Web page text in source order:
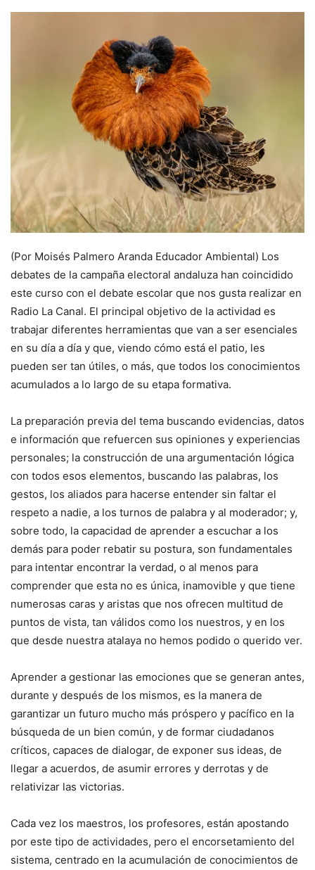
(Por Moisés Palmero Aranda Educador Ambiental) Los
debates de la campaña electoral andaluza han coincidido
este curso con el debate escolar que nos gusta realizar en
Radio La Canal. El principal objetivo de la actividad es
trabajar diferentes herramientas que van a ser esenciales
en su día a día y que, viendo cómo está el patio, les
pueden ser tan útiles, o más, que todos los conocimientos
acumulados a lo largo de su etapa formativa.
La preparación previa del tema buscando evidencias, datos
e información que refuercen sus opiniones y experiencias
personales; la construcción de una argumentación lógica
con todos esos elementos, buscando las palabras, los
gestos, los aliados para hacerse entender sin faltar el
respeto a nadie, a los turnos de palabra y al moderador; y,
sobre todo, la capacidad de aprender a escuchar a los
demás para poder rebatir su postura, son fundamentales
para intentar encontrar la verdad, o al menos para
comprender que esta no es única, inamovible y que tiene
numerosas caras y aristas que nos ofrecen multitud de
puntos de vista, tan válidos como los nuestros, y en los
que desde nuestra atalaya no hemos podido o querido ver.
Aprender a gestionar las emociones que se generan antes,
durante y después de los mismos, es la manera de
garantizar un futuro mucho más próspero y pacífico en la
búsqueda de un bien común, y de formar ciudadanos
críticos, capaces de dialogar, de exponer sus ideas, de
llegar a acuerdos, de asumir errores y derrotas y de
relativizar las victorias.
Cada vez los maestros, los profesores, están apostando
por este tipo de actividades, pero el encorsetamiento del
sistema, centrado en la acumulación de conocimientos de